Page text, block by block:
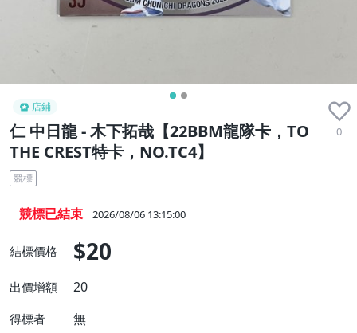
店鋪
仁 中日龍 - 木下拓哉【22BBM龍隊卡，TO
THE CREST特卡，NO.TC4】
0
競標
競標已結束 2026/08/06 13:15:00
結標價格 $20
出價增額 20
得標者 無